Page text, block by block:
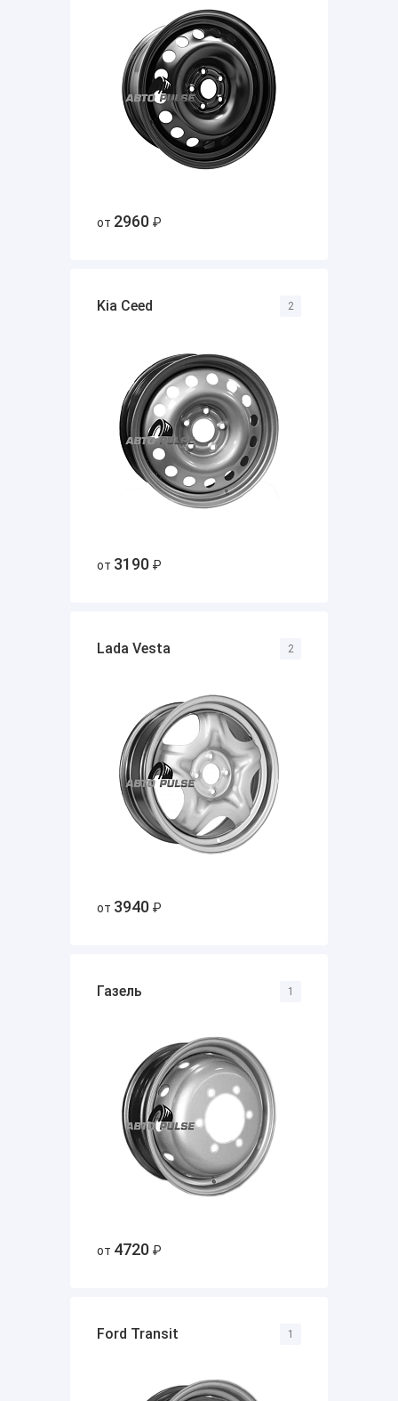
от 2960 ₽
Kia Ceed
от 3190 ₽
2
Lada Vesta
от 3940 ₽
2
Газель
от 4720 ₽
1
Ford Transit 1